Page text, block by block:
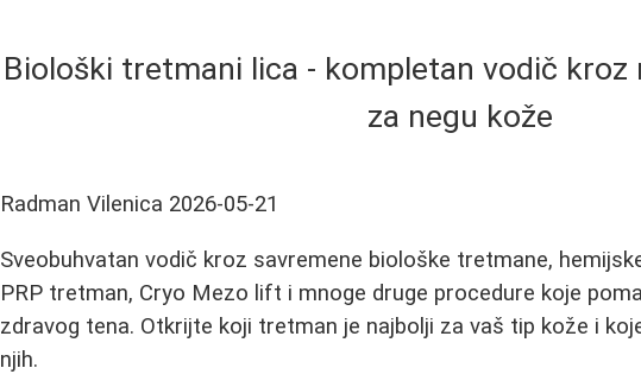
Biološki tretmani lica - kompletan vodič kroz
za negu kože
Radman Vilenica 2026-05-21
Sveobuhvatan vodič kroz savremene biološke tretmane,
PRP tretman, Cryo Mezo lift i mnoge druge procedure koje
zdravog tena. Otkrijte koji tretman je najbolji za vaš tip kože i
njih.